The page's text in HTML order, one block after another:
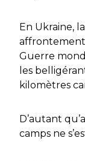
En Ukraine,
affrontement
Guerre
les
kilomètres
D’autant
camps ne